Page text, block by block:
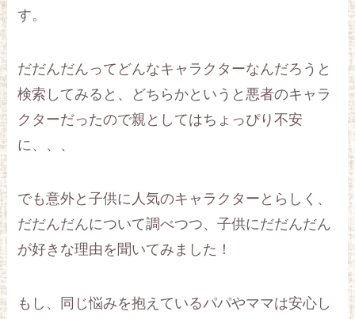
す。
だだんだんってどんなキャラクターなんだろうと
検索してみると、どちらかというと悪者のキャラ
クターだったので親としてはちょっぴり不安
に、、、
でも意外と子供に人気のキャラクターとらしく、
だだんだんについて調べつつ、子供にだだんだん
が好きな理由を聞いてみました！
もし、同じ悩みを抱えているパパやママは安心し